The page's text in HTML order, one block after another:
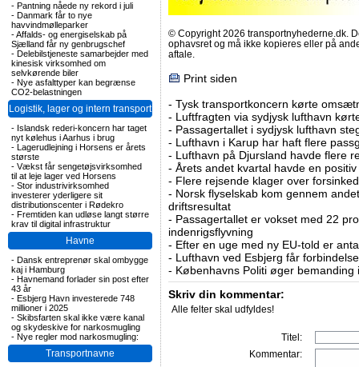
- Pantning nåede ny rekord i juli
- Danmark får to nye
havvindmølleparker
-Affalds- og energiselskab på
Sjælland får ny genbrugschef
- Delebilstjeneste samarbejder med
kinesisk virksomhed om
selvkørende biler
- Nye asfalttyper kan begrænse
CO2-belastningen
Logistik, lager og intern transport
- Islandsk rederi-koncern har taget
nyt kølehus i Aarhus i brug
- Lagerudlejning i Horsens er årets
største
- Vækst får sengetøjsvirksomhed
til at leje lager ved Horsens
- Stor industrivirksomhed
investerer yderligere sit
distributionscenter i Rødekro
- Fremtiden kan udløse langt større
krav til digital infrastruktur
Havne
- Dansk entreprenør skal ombygge
kaj i Hamburg
- Havnemand forlader sin post efter
43 år
- Esbjerg Havn investerede 748
millioner i 2025
- Skibsfarten skal ikke være kanal
og skydeskive for narkosmugling
- Nye regler mod narkosmugling:
Transportnavne
© Copyright 2026 transportnyhederne.dk.
ophavsret og må ikke kopieres eller på
aftale.
Print siden
- Tysk transportkoncern kørte
- Luftfragten via sydjysk lufthavn
- Passagertallet i sydjysk lufthavn
- Lufthavn i Karup har haft flere
- Lufthavn på Djursland havde flere
- Årets andet kvartal havde en
- Flere rejsende klager over
- Norsk flyselskab kom gennem
driftsresultat
- Passagertallet er vokset med 22
indenrigsflyvning
- Efter en uge med ny EU-told er
- Lufthavn ved Esbjerg får
- Københavns Politi øger bemanding
Skriv din kommentar:
Alle felter skal udfyldes!
Titel:
Kommentar: